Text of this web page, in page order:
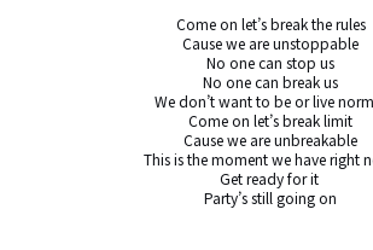
Come on let’s break the rules
Cause we are unstoppable
No one can stop us
No one can break us
We don’t want to be or live
Come on let’s break limit
Cause we are unbreakable
This is the moment we have right
Get ready for it
Party’s still going on